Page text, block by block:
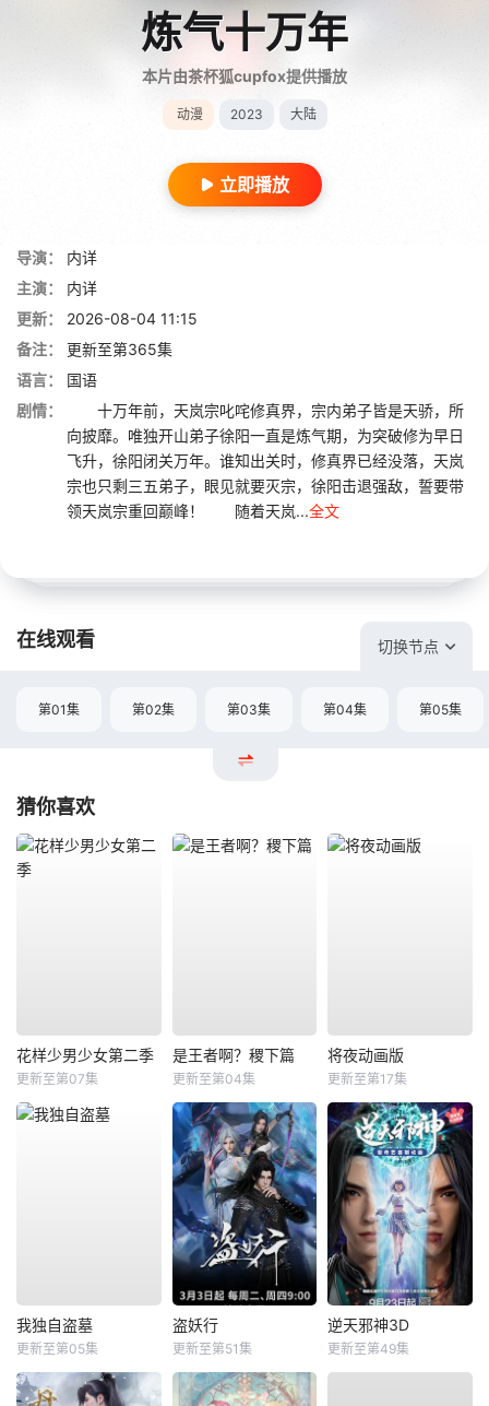
炼气十万年
本片由茶杯狐cupfox提供播放
动漫 2023 大陆
立即播放
导演：
内详
主演：
内详
更新：
2026-08-04 11:15
备注：
更新至第365集
语言：
国语
剧情：
十万年前，天岚宗叱咤修真界，宗内弟子皆是天骄，所
向披靡。唯独开山弟子徐阳一直是炼气期，为突破修为早日
飞升，徐阳闭关万年。谁知出关时，修真界已经没落，天岚
宗也只剩三五弟子，眼见就要灭宗，徐阳击退强敌，誓要带
领天岚宗重回巅峰！ 随着天岚...全文
在线观看 切换节点
第01集 第02集 第03集 第04集 第05集
猜你喜欢
花样少男少女第二季
更新至第07集
是王者啊？稷下篇
更新至第04集
将夜动画版
更新至第17集
我独自盗墓
更新至第05集
盗妖行
更新至第51集
逆天邪神3D
更新至第49集